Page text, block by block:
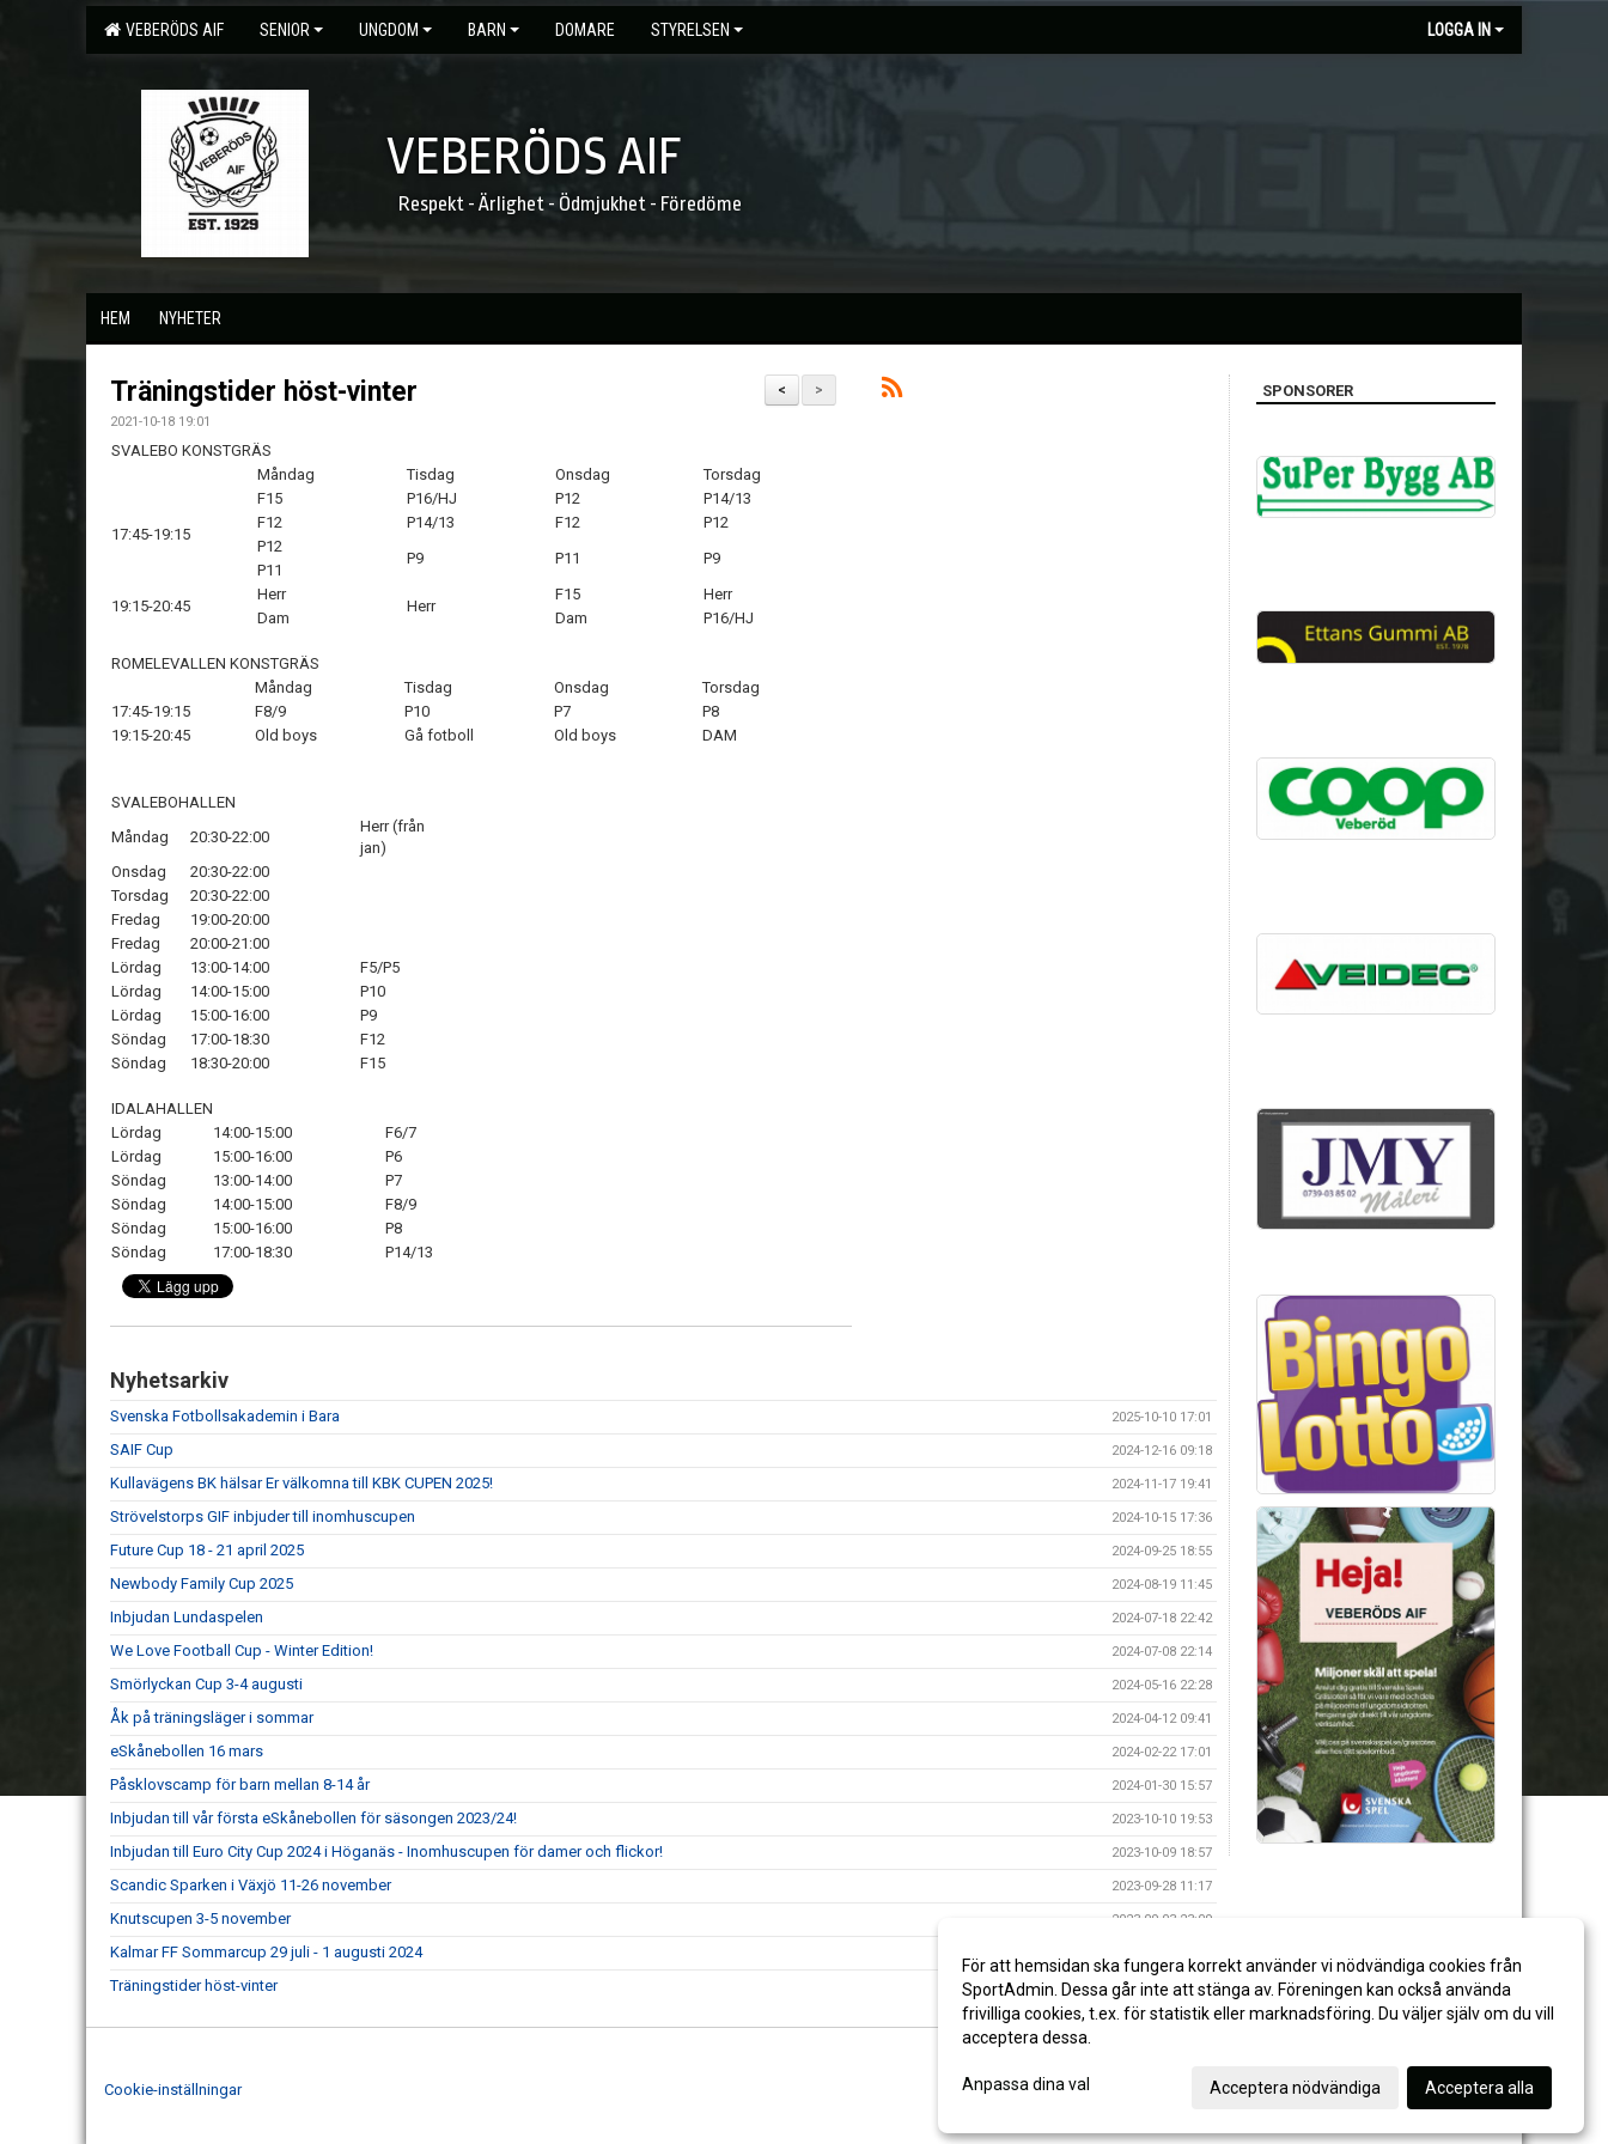
VEBERÖDS AIF SENIOR UNGDOM BARN DOMARE STYRELSEN LOGGA IN
VEBERÖDS AIF
Respekt - Ärlighet - Ödmjukhet - Föredöme
HEM NYHETER
>
<
Träningstider höst-vinter
2021-10-18 19:01
SVALEBO KONSTGRÄS
Måndag
Tisdag Onsdag Torsdag
17:45-19:15
F15 P16/HJ P12
P14/13
F12
P14/13 F12
P12
P12
P9 P11 P9
P11
19:15-20:45
Herr
Herr
F15
Herr
Dam
Dam P16/HJ
ROMELEVALLEN KONSTGRÄS
Måndag
Tisdag Onsdag
Torsdag
17:45-19:15
F8/9 P10 P7
P8
19:15-20:45
Old boys Gå fotboll Old boys DAM
SVALEBOHALLEN
Måndag
20:30-22:00
Herr (från
jan)
Onsdag
20:30-22:00
Torsdag
20:30-22:00
Fredag
19:00-20:00
Fredag
20:00-21:00
Lördag
13:00-14:00
F5/P5
Lördag
14:00-15:00
P10
Lördag
15:00-16:00
P9
Söndag
17:00-18:30
F12
Söndag
18:30-20:00 F15
IDALAHALLEN
Lördag
14:00-15:00
F6/7
Lördag
15:00-16:00
P6
Söndag
13:00-14:00
P7
Söndag
14:00-15:00
F8/9
Söndag
15:00-16:00
P8
Söndag
17:00-18:30 P14/13
Nyhetsarkiv
Svenska Fotbollsakademin i Bara 2025-10-10 17:01
SAIF Cup 2024-12-16 09:18
Kullavägens BK hälsar Er välkomna till KBK CUPEN 2025! 2024-11-17 19:41
Strövelstorps GIF inbjuder till inomhuscupen 2024-10-15 17:36
Future Cup 18 - 21 april 2025 2024-09-25 18:55
Newbody Family Cup 2025 2024-08-19 11:45
Inbjudan Lundaspelen 2024-07-18 22:42
We Love Football Cup - Winter Edition! 2024-07-08 22:14
Smörlyckan Cup 3-4 augusti 2024-05-16 22:28
Åk på träningsläger i sommar 2024-04-12 09:41
eSkånebollen 16 mars 2024-02-22 17:01
Påsklovscamp för barn mellan 8-14 år 2024-01-30 15:57
Inbjudan till vår första eSkånebollen för säsongen 2023/24! 2023-10-10 19:53
Inbjudan till Euro City Cup 2024 i Höganäs - Inomhuscupen för damer och flickor! 2023-10-09 18:57
Scandic Sparken i Växjö 11-26 november 2023-09-28 11:17
Knutscupen 3-5 november 2023-09-03 23:09
Kalmar FF Sommarcup 29 juli - 1 augusti 2024
Träningstider höst-vinter 2021-10-18 19:01
SPONSORER
Cookie-inställningar
För att hemsidan ska fungera korrekt använder vi nödvändiga cookies från
SportAdmin. Dessa går inte att stänga av. Föreningen kan också använda
frivilliga cookies, t.ex. för statistik eller marknadsföring. Du väljer själv om du vill
acceptera dessa.
Anpassa dina val Acceptera nödvändiga Acceptera alla